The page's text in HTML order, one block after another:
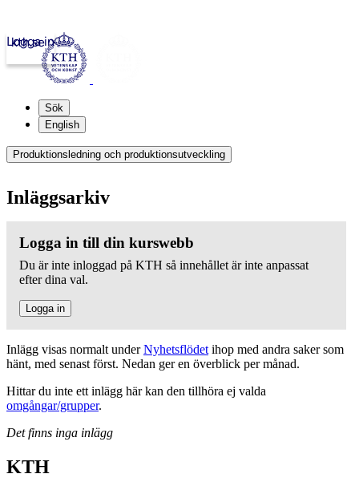
kth.se
Logga in
Sök
English
Produktionsledning och produktionsutveckling
Inläggsarkiv
Logga in till din kurswebb
Du är inte inloggad på KTH så innehållet är inte anpassat
efter dina val.
Logga in
Inlägg visas normalt underNyhetsflödet ihop med andra saker som
hänt, med senast först. Nedan ger en överblick per månad.
Hittar du inte ett inlägg här kan den tillhöra ej valda
omgångar/grupper.
Det finns inga inlägg
KTH